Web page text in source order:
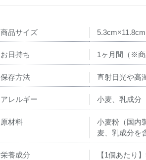
商品サイズ
お日持ち 1ヶ月間（※商
保存方法 直射日光や高
アレルギー 小麦、乳成分
原材料
小麦粉（国内
麦、乳成分を
栄養成分 【1個あた